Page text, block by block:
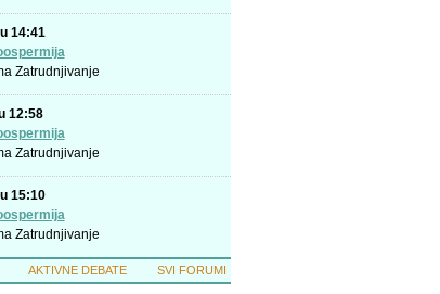
14:41
Zatrudnjivanje
12:58
Zatrudnjivanje
15:10
Zatrudnjivanje
AKTIVNE DEBATE SVI FORUMI